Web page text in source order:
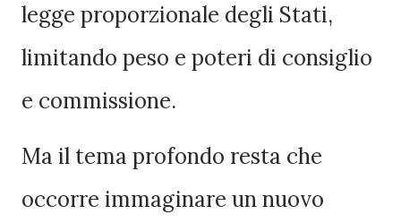
legge proporzionale degli Stati,
limitando peso e poteri di consiglio
e commissione.
Ma il tema profondo resta che
occorre immaginare un nuovo